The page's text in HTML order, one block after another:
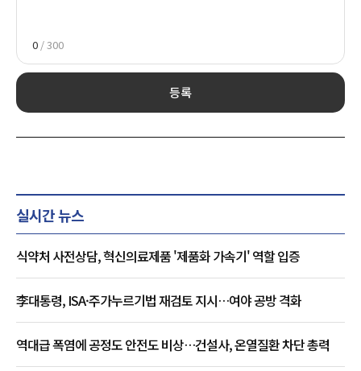
0 / 300
등록
실시간 뉴스
식약처 사전상담, 혁신의료제품 '제품화 가속기' 역할 입증
李대통령, ISA·주가누르기법 재검토 지시…여야 공방 격화
역대급 폭염에 공정도 안전도 비상…건설사, 온열질환 차단 총력